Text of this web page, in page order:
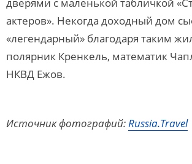
актеров». Некогда доходный дом
«легендарный» благодаря таким
полярник Кренкель, математик
НКВД Ежов.
Источник фотографий:Russia.Travel